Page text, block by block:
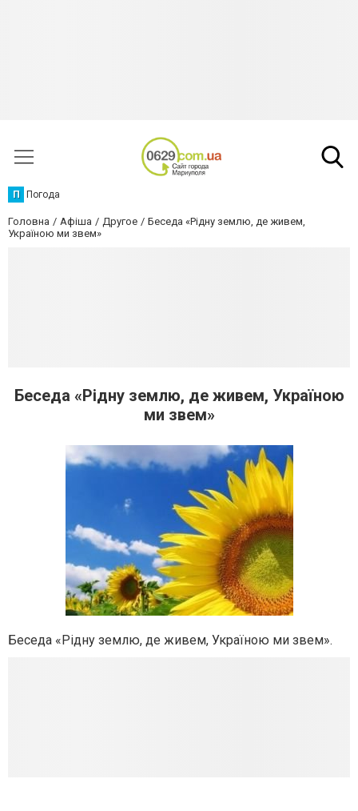
П Погода
Головна Афіша Другое
Беседа «Рідну землю, де живем,
Україною ми звем»
Беседа «Рідну землю, де живем, Україною
ми звем»
Беседа «Рідну землю, де живем, Україною ми звем».